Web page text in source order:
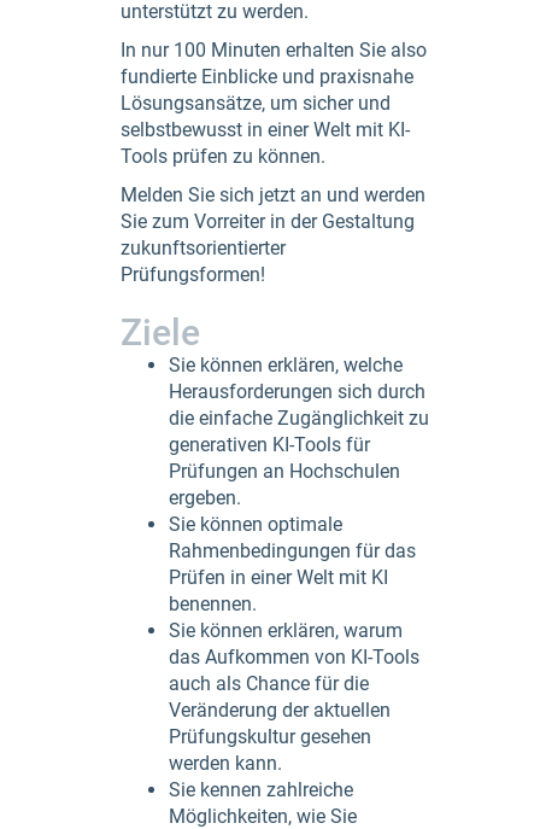
unterstützt zu werden.
In nur 100 Minuten erhalten Sie also
fundierte Einblicke und praxisnahe
Lösungsansätze, um sicher und
selbstbewusst in einer Welt mit KI-
Tools prüfen zu können.
Melden Sie sich jetzt an und werden
Sie zum Vorreiter in der Gestaltung
zukunftsorientierter
Prüfungsformen!
Ziele
Sie können erklären, welche
Herausforderungen sich durch
die einfache Zugänglichkeit zu
generativen KI-Tools für
Prüfungen an Hochschulen
ergeben.
Sie können optimale
Rahmenbedingungen für das
Prüfen in einer Welt mit KI
benennen.
Sie können erklären, warum
das Aufkommen von KI-Tools
auch als Chance für die
Veränderung der aktuellen
Prüfungskultur gesehen
werden kann.
Sie kennen zahlreiche
Möglichkeiten, wie Sie